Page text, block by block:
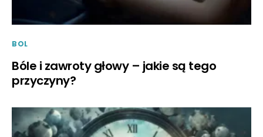
BOL
Bóle i zawroty głowy – jakie są tego
przyczyny?